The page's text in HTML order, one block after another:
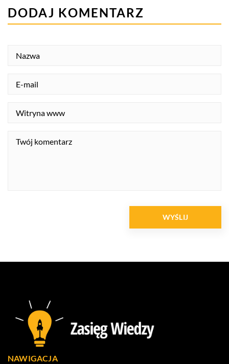
DODAJ KOMENTARZ
NAWIGACJA